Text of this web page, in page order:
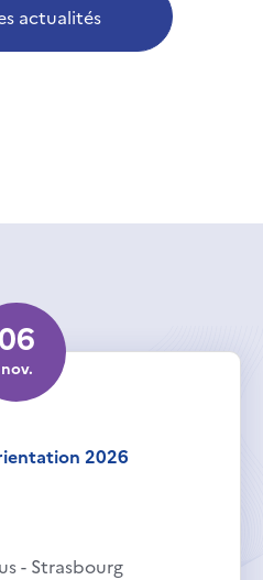
actualités
06
nov.
2026
- Strasbourg